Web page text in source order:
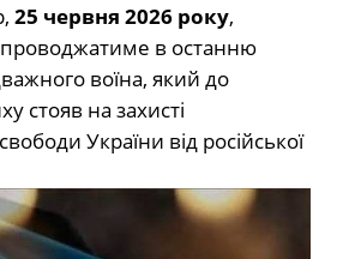
25 червня 2026 року,
в останню
воїна, який до
стояв на захисті
України від російської